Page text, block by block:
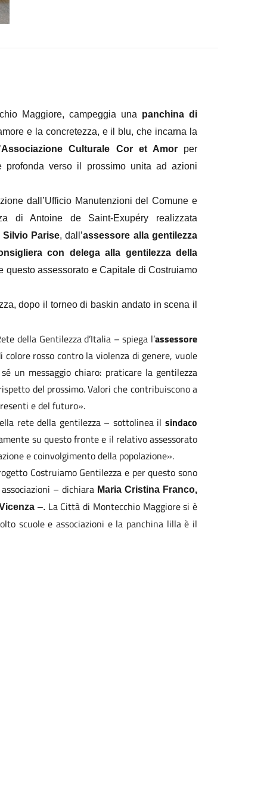
Maggiore, campeggia una panchina di
e la concretezza, e il blu, che incarna la
Associazione Culturale Cor et Amor per
profonda verso il prossimo unita ad azioni
dall’Ufficio Manutenzioni del Comune e
di Antoine de Saint-Exupéry realizzata
Parise, dall’assessore alla gentilezza
con delega alla gentilezza della
questo assessorato e Capitale di Costruiamo
dopo il torneo di baskin andato in scena il
della Gentilezza d’Italia – spiega l’assessore
rosso contro la violenza di genere, vuole
un messaggio chiaro: praticare la gentilezza
del prossimo. Valori che contribuiscono a
e del futuro».
rete della gentilezza – sottolinea il sindaco
su questo fronte e il relativo assessorato
e coinvolgimento della popolazione».
Costruiamo Gentilezza e per questo sono
– dichiara Maria Cristina Franco,
–. La Città di Montecchio Maggiore si è
scuole e associazioni e la panchina lilla è il